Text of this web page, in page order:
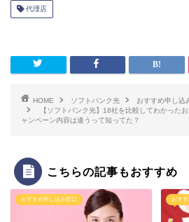
代理店
HOME ソフトバンク光
おすすめ申し込
【ソフトバンク光】18社を比較してわかった
ャンペーン内容は違うって知ってた？
こちらの記事もおすすめ
おすすめ申し込み窓口 おす